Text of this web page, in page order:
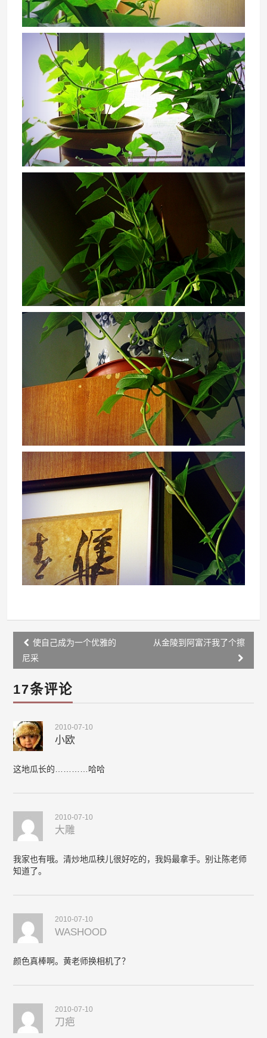
Post
navigation
使自己成为一个优雅的
尼采
从金陵到阿富汗我了个擦
17条评论
2010-07-10
小欧
这地瓜长的…………哈哈
2010-07-10
大雕
我家也有哦。清炒地瓜秧儿很好吃的，我妈最拿手。别让陈老师
知道了。
2010-07-10
WASHOOD
颜色真棒啊。黄老师换相机了？
2010-07-10
刀疤